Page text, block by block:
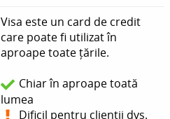
Visa este un card de credit
care poate fi utilizat în
aproape toate țările.
Chiar în aproape toată
lumea
Dificil pentru clienții dvs.